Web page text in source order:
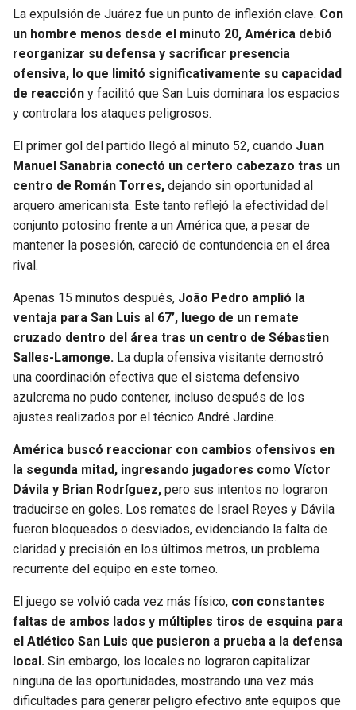
LIONS
PACKERS
VIKINGS
PANTHERS
SAINTS
NUGGETS
TIMBERWOLVES
THUNDER
La expulsión de Juárez fue un punto de inflexión clave. Con
un hombre menos desde el minuto 20, América debió
reorganizar su defensa y sacrificar presencia
ofensiva, lo que limitó significativamente su capacidad
de reacción y facilitó que San Luis dominara los espacios
y controlara los ataques peligrosos.
El primer gol del partido llegó al minuto 52, cuando Juan
Manuel Sanabria conectó un certero cabezazo tras un
centro de Román Torres, dejando sin oportunidad al
arquero americanista. Este tanto reflejó la efectividad del
conjunto potosino frente a un América que, a pesar de
mantener la posesión, careció de contundencia en el área
rival.
Apenas 15 minutos después, João Pedro amplió la
ventaja para San Luis al 67’, luego de un remate
cruzado dentro del área tras un centro de Sébastien
Salles-Lamonge. La dupla ofensiva visitante demostró
una coordinación efectiva que el sistema defensivo
azulcrema no pudo contener, incluso después de los
ajustes realizados por el técnico André Jardine.
América buscó reaccionar con cambios ofensivos en
la segunda mitad, ingresando jugadores como Víctor
Dávila y Brian Rodríguez, pero sus intentos no lograron
traducirse en goles. Los remates de Israel Reyes y Dávila
fueron bloqueados o desviados, evidenciando la falta de
claridad y precisión en los últimos metros, un problema
recurrente del equipo en este torneo.
El juego se volvió cada vez más físico, con constantes
faltas de ambos lados y múltiples tiros de esquina para
el Atlético San Luis que pusieron a prueba a la defensa
local. Sin embargo, los locales no lograron capitalizar
ninguna de las oportunidades, mostrando una vez más
dificultades para generar peligro efectivo ante equipos que